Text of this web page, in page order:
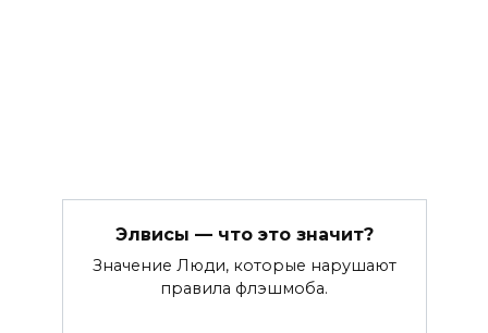
Элвисы — что это значит?
Значение Люди, которые нарушают
правила флэшмоба.